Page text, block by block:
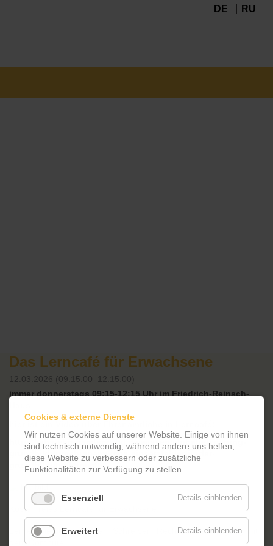
DE RU
Das Lerncafé für Erwachsene
12.03.2026 (09:15:00–12:15:00)
immer donnerstags 09:15-12:15 Uhr im Friedrich-Reinsch-
https://vhs-ehrenamtsportal.de/wissen/alphabetisierung-
grundbildung/ehrenamtliche-einsatzfelder-in-der-
grundbildung/lerncafe
Kostenfreies Lerncafé für Erwachsene:
Lernen Sie bei uns Lesen, Schreiben, Rechnen und Umgang mit
dem Computer.
Cookies & externe Dienste
Wir nutzen Cookies auf unserer Website. Einige von ihnen
sind technisch notwendig, während andere uns helfen,
diese Website zu verbessern oder zusätzliche
Funktionalitäten zur Verfügung zu stellen.
Essenziell Details einblenden
Erweitert Details einblenden